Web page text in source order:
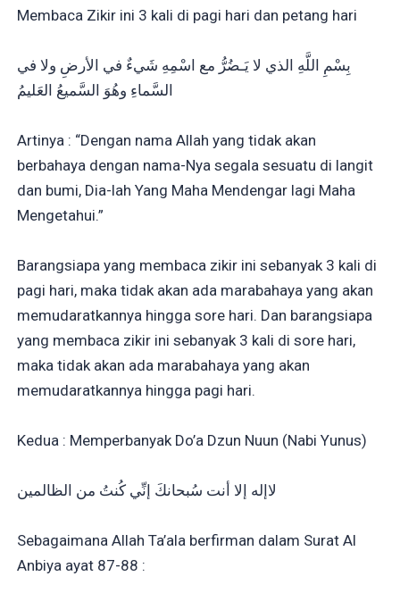
Membaca Zikir ini 3 kali di pagi hari dan petang hari
بِسْمِ اللَّهِ الذي لا يَـضُرُّ مع اسْمِهِ شَيءٌ في الأرضِ ولا في
السَّماءِ وهُوَ السَّميعُ العَليمُ
Artinya : “Dengan nama Allah yang tidak akan
berbahaya dengan nama-Nya segala sesuatu di langit
dan bumi, Dia-lah Yang Maha Mendengar lagi Maha
Mengetahui.”
Barangsiapa yang membaca zikir ini sebanyak 3 kali di
pagi hari, maka tidak akan ada marabahaya yang akan
memudaratkannya hingga sore hari. Dan barangsiapa
yang membaca zikir ini sebanyak 3 kali di sore hari,
maka tidak akan ada marabahaya yang akan
memudaratkannya hingga pagi hari.
Kedua : Memperbanyak Do’a Dzun Nuun (Nabi Yunus)
لاإله إلا أنت سُبحانكَ إنِّي كُنتُ من الظالمين
Sebagaimana Allah Ta’ala berfirman dalam Surat Al
Anbiya ayat 87-88 :